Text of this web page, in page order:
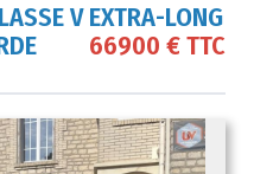
V EXTRA-LONG
66900 € TTC